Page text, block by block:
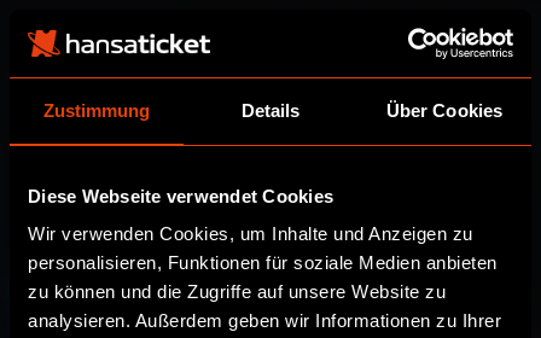
Zustimmung Details Über Cookies
Diese Webseite verwendet Cookies
Wir verwenden Cookies, um Inhalte und Anzeigen zu
personalisieren, Funktionen für soziale Medien anbieten
zu können und die Zugriffe auf unsere Website zu
analysieren. Außerdem geben wir Informationen zu Ihrer